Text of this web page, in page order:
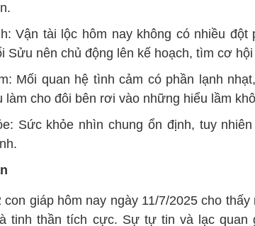
Vận tài lộc hôm nay không có nhiều đột
Sửu nên chủ động lên kế hoạch, tìm cơ
Mối quan hệ tình cảm có phần lạnh
làm cho đôi bên rơi vào những hiểu lầm
Sức khỏe nhìn chung ổn định, tuy
con giáp hôm nay ngày 11/7/2025 cho
tinh thần tích cực. Sự tự tin và lạc quan